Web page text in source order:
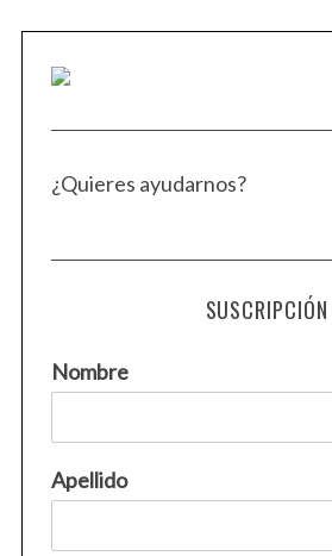
¿Quieres ayudarnos?
SUSCRIPCIÓN
Nombre
Apellido